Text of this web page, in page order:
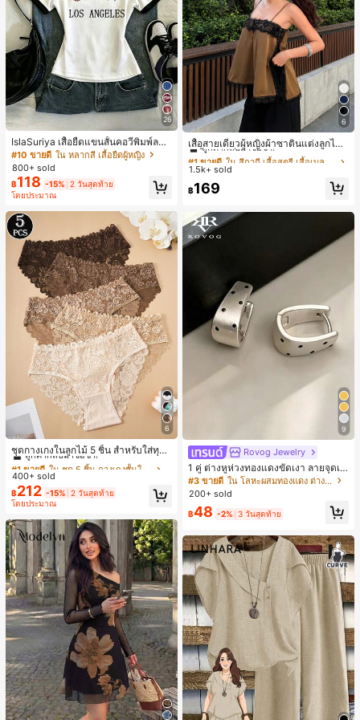
26
IslaSuriya เสื้อยืดแขนสั้นคอวีพิมพ์ลาย
สีตัดกันสำหรับผู้หญิง
#10 ขายดี ใน หลากสี เสื้อยืดผู้หญิง
800+ sold
฿118 -15% 2 วันสุดท้าย
โดยประมาณ
6
ชุดกางเกงในลูกไม้ 5 ชิ้น สำหรับใส่ทุกวั
น
#1 ขายดี
ลูกค้ากลับมาซื้อซ้ำ!
#1 ขายดี
ลูกค้ากลับมาซื้อซ้ำ!
#1 ขายดี
ลูกค้ากลับมาซื้อซ้ำ!
#1 ขายดี
ลูกค้ากลับมาซื้อซ้ำ!
400+ sold
฿212 -15% 2 วันสุดท้าย
โดยประมาณ
6
เสื้อสายเดี่ยวผู้หญิงผ้าซาตินแต่งลูกไม้
- เสื้อสายเดี่ยวฤดูร้อนสีคากีมีรอยผ่าด้า
นข้างที่น่าดึงดูดแบบสบายๆ
#1 ขายดี
ใน สีกากี เสื้อสตรี เสื้อเบลาส์ & Tee
ลูกค้ากลับมาซื้อซ้ำ!
#1 ขายดี
ลูกค้ากลับมาซื้อซ้ำ!
#1 ขายดี
ลูกค้ากลับมาซื้อซ้ำ!
#1 ขายดี
ใน สีกากี เสื้อสตรี เสื้อเบลาส์ & Tee
1.5k+ sold
฿169
9
Rovog Jewelry
1 คู่ ต่างหูห่วงทองแดงขัดเงา ลายจุดเร
ขาคณิตสไตล์มินิมอล เหมาะสำหรับสว
มใส่ประจำวันแบบสบายๆ สำหรับผู้หญิง
#3 ขายดี
ใน โลหะผสมทองแดง ต่างหูผู้หญิง
200+ sold
฿48 -2% 3 วันสุดท้าย